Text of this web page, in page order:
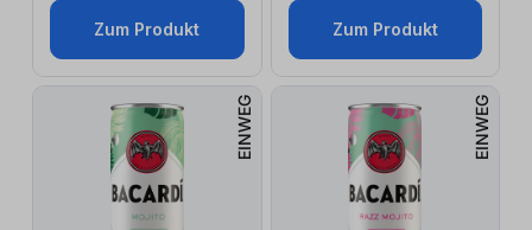
Zum Produkt Zum Produkt
EINWEG EINWEG